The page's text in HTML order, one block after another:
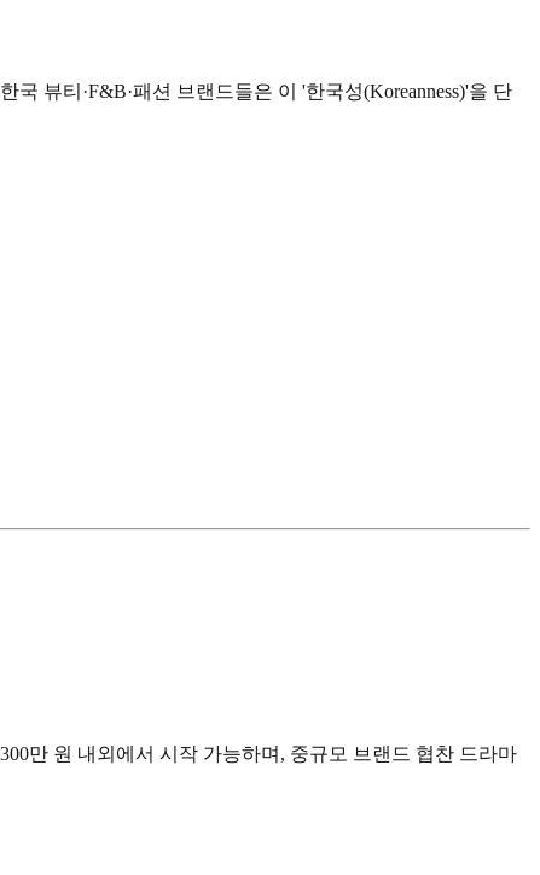
뷰티·F&B·패션 브랜드들은 이 '한국성(Koreanness)'을 단
만 원 내외에서 시작 가능하며, 중규모 브랜드 협찬 드라마